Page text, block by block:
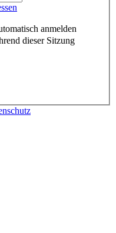
anmelden
dieser Sitzung